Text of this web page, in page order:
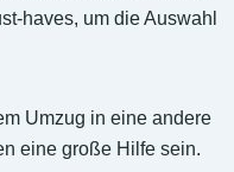
haves, um die Auswahl
Umzug in eine andere
eine große Hilfe sein.